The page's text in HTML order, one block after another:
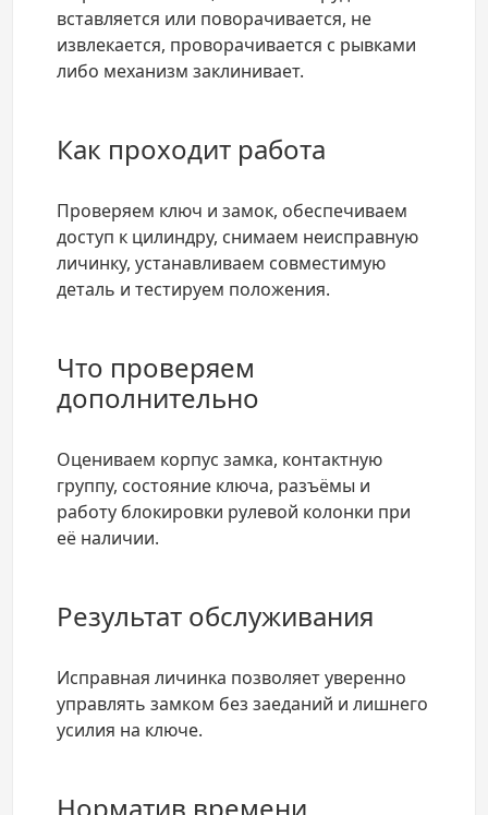
вставляется или поворачивается, не
извлекается, проворачивается с рывками
либо механизм заклинивает.
Как проходит работа
Проверяем ключ и замок, обеспечиваем
доступ к цилиндру, снимаем неисправную
личинку, устанавливаем совместимую
деталь и тестируем положения.
Что проверяем
дополнительно
Оцениваем корпус замка, контактную
группу, состояние ключа, разъёмы и
работу блокировки рулевой колонки при
её наличии.
Результат обслуживания
Исправная личинка позволяет уверенно
управлять замком без заеданий и лишнего
усилия на ключе.